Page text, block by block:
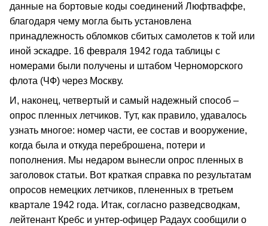
данные на бортовые коды соединений Люфтваффе,
благодаря чему могла быть установлена
принадлежность обломков сбитых самолетов к той или
иной эскадре. 16 февраля 1942 года таблицы с
номерами были получены и штабом Черноморского
флота (ЧФ) через Москву.
И, наконец, четвертый и самый надежный способ –
опрос пленных летчиков. Тут, как правило, удавалось
узнать многое: номер части, ее состав и вооружение,
когда была и откуда переброшена, потери и
пополнения. Мы недаром вынесли опрос пленных в
заголовок статьи. Вот краткая справка по результатам
опросов немецких летчиков, плененных в третьем
квартале 1942 года. Итак, согласно разведсводкам,
лейтенант Кребс и унтер-офицер Радаух сообщили о